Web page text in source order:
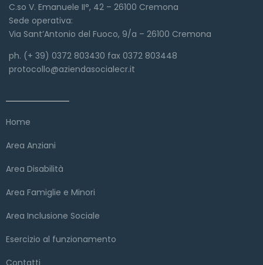
C.so V. Emanuele II°, 42 – 26100 Cremona
Sede operativa:
Via Sant’Antonio del Fuoco, 9/a – 26100 Cremona
ph. (+ 39) 0372 803430 fax 0372 803448
protocollo@aziendasocialecr.it
Home
Area Anziani
Area Disabilità
Area Famiglie e Minori
Area Inclusione Sociale
Esercizio al funzionamento
Contatti